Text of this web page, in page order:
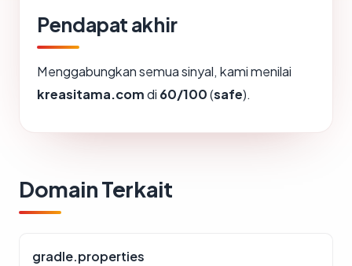
Pendapat akhir
Menggabungkan semua sinyal, kami menilai
kreasitama.comdi 60/100(safe).
Domain Terkait
gradle.properties